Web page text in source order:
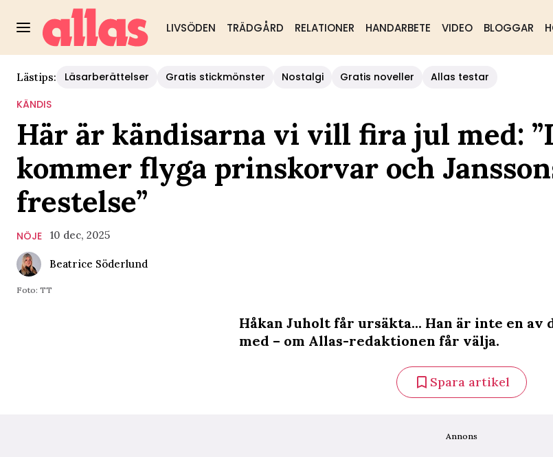
LIVSÖDEN TRÄDGÅRD RELATIONER HANDARBETE VIDEO BLOGGAR
Lästips: Läsarberättelser Gratis stickmönster Nostalgi Gratis noveller
Allas testar
KÄNDIS
Här är kändisarna vi vill fira jul med:
kommer flyga prinskorvar och
frestelse”
NÖJE 10 dec, 2025
Beatrice Söderlund
Foto: TT
Håkan Juholt får ursäkta... Han är inte en
med – om Allas-redaktionen får välja.
Spara artikel
Annons